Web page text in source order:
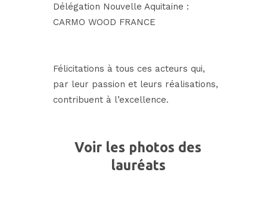
Délégation Nouvelle Aquitaine :
CARMO WOOD FRANCE
Félicitations à tous ces acteurs qui,
par leur passion et leurs réalisations,
contribuent à l’excellence.
Voir les photos des
lauréats